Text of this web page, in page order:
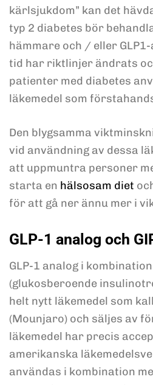
kärlsjukdom” kan det
typ 2 diabetes bör
hämmare och / eller
tid har riktlinjer ändrats
patienter med diabetes
läkemedel som
Den blygsamma
vid användning av dessa
att uppmuntra personer
starta en hälsosam diet
för att gå ner ännu mer i
GLP-1 analog och
GLP-1 analog i
(glukosberoende
helt nytt läkemedel som
(Mounjaro) och säljes av
läkemedel har precis
amerikanska
användas i kombination